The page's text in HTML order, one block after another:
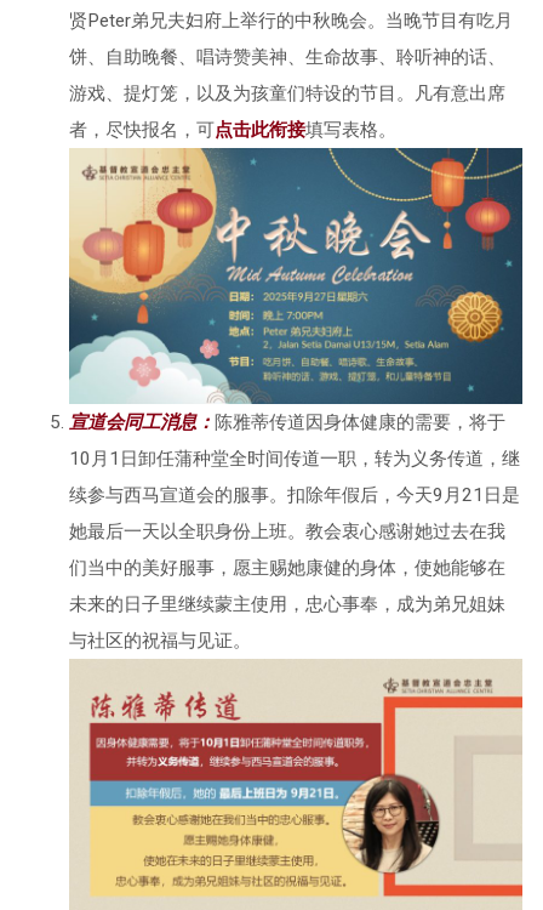
贤Peter弟兄夫妇府上举行的中秋晚会。当晚节目有吃月
饼、自助晚餐、唱诗赞美神、生命故事、聆听神的话、
游戏、提灯笼，以及为孩童们特设的节目。凡有意出席
者，尽快报名，可点击此衔接填写表格。
宣道会同工消息： 陈雅蒂传道因身体健康的需要，将于
10月1日卸任蒲种堂全时间传道一职，转为义务传道，继
续参与西马宣道会的服事。扣除年假后，今天9月21日是
她最后一天以全职身份上班。教会衷心感谢她过去在我
们当中的美好服事，愿主赐她康健的身体，使她能够在
未来的日子里继续蒙主使用，忠心事奉，成为弟兄姐妹
与社区的祝福与见证。